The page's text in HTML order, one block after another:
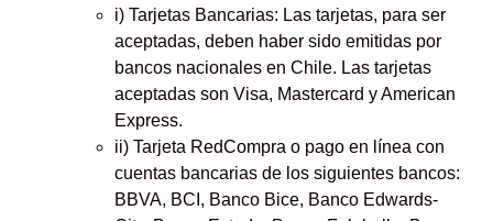
i) Tarjetas Bancarias: Las tarjetas, para ser
aceptadas, deben haber sido emitidas por
bancos nacionales en Chile. Las tarjetas
aceptadas son Visa, Mastercard y American
Express.
ii) Tarjeta RedCompra o pago en línea con
cuentas bancarias de los siguientes bancos:
BBVA, BCI, Banco Bice, Banco Edwards-